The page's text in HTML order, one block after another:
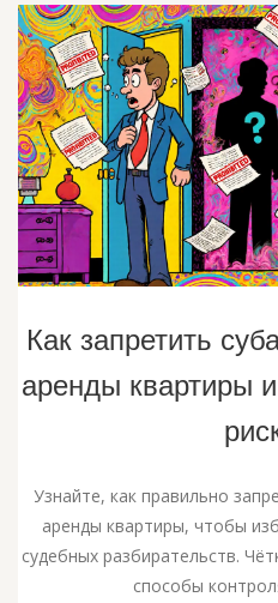
Как запретить
аренды квартиры
Узнайте, как правильно
аренды квартиры, чтобы
судебных разбирательств.
способы